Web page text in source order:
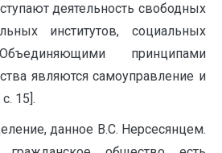
деятельность свободных
институтов, социальных
принципами
являются самоуправление и
15].
данное В.С. Нерсесянцем.